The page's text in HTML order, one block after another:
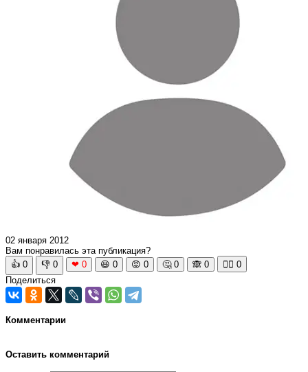
02 января 2012
Вам понравилась эта публикация?
👍 0 👎 0 ❤ 0 😆 0 😡 0 🤔 0 🙈 0 🧘‍♀️ 0
Поделиться
Комментарии
Оставить комментарий